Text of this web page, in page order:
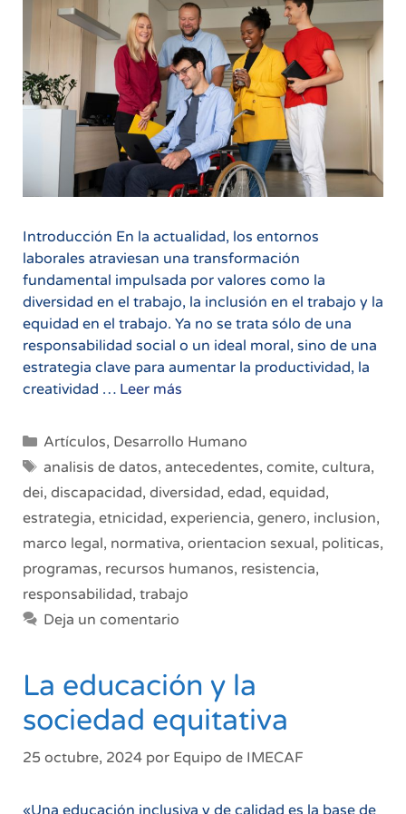
Introducción En la actualidad, los entornos
laborales atraviesan una transformación
fundamental impulsada por valores como la
diversidad en el trabajo, la inclusión en el trabajo y la
equidad en el trabajo. Ya no se trata sólo de una
responsabilidad social o un ideal moral, sino de una
estrategia clave para aumentar la productividad, la
creatividad … Leer más
en
el
Trabajo:
Claves
para
Categorías
Artículos, Desarrollo Humano
Etiquetas
analisis de datos, antecedentes, comite, cultura,
dei, discapacidad, diversidad, edad, equidad,
estrategia, etnicidad, experiencia, genero, inclusion,
marco legal, normativa, orientacion sexual, politicas,
programas, recursos humanos, resistencia,
responsabilidad, trabajo
Deja un comentario
La educación y la
sociedad equitativa
25 octubre, 2024 por Equipo de IMECAF
«Una educación inclusiva y de calidad es la base de